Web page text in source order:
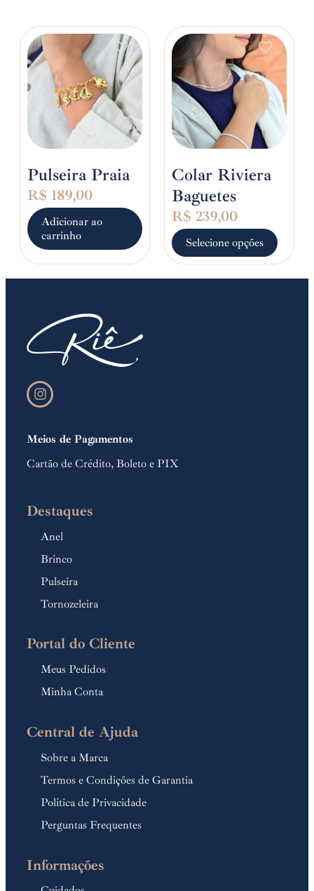
Pulseira Praia
R$ 189,00
Adicionar ao
carrinho
Colar Riviera
Baguetes
R$ 239,00
Selecione opções
Meios de Pagamentos
Cartão de Crédito, Boleto e PIX
Destaques
Anel
Brinco
Pulseira
Tornozeleira
Portal do Cliente
Meus Pedidos
Minha Conta
Central de Ajuda
Sobre a Marca
Termos e Condições de Garantia
Política de Privacidade
Perguntas Frequentes
Informações